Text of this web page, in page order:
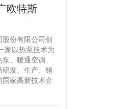
欧特斯
份有限公司创
家以热泵技术为
、暖通空调、
发、生产、销
家高新技术企